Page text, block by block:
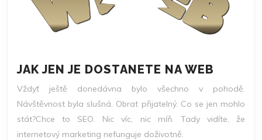
JAK JEN JE DOSTANETE NA WEB
JEN
JE
NA
Vždyť ještě donedávna bylo všechno v pohodě.
Návštěvnost byla slušná. Obrat přijatelný. Co se jen mohlo
stát?Chce to SEO. Nic víc, nic míň. Tady vidíte, že
internetový marketing nefunguje doživotně.